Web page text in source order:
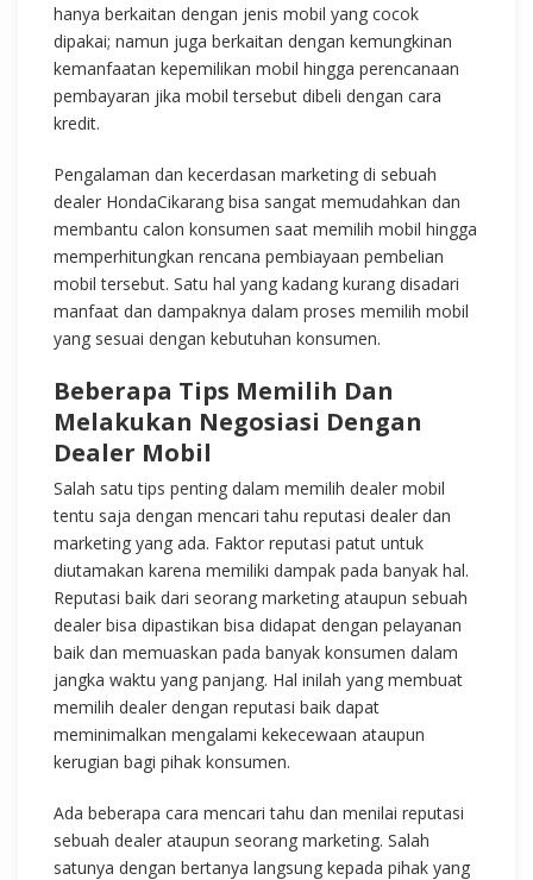
hanya berkaitan dengan jenis mobil yang cocok
dipakai; namun juga berkaitan dengan kemungkinan
kemanfaatan kepemilikan mobil hingga perencanaan
pembayaran jika mobil tersebut dibeli dengan cara
kredit.
Pengalaman dan kecerdasan marketing di sebuah
dealer HondaCikarang bisa sangat memudahkan dan
membantu calon konsumen saat memilih mobil hingga
memperhitungkan rencana pembiayaan pembelian
mobil tersebut. Satu hal yang kadang kurang disadari
manfaat dan dampaknya dalam proses memilih mobil
yang sesuai dengan kebutuhan konsumen.
Beberapa Tips Memilih Dan
Melakukan Negosiasi Dengan
Dealer Mobil
Salah satu tips penting dalam memilih dealer mobil
tentu saja dengan mencari tahu reputasi dealer dan
marketing yang ada. Faktor reputasi patut untuk
diutamakan karena memiliki dampak pada banyak hal.
Reputasi baik dari seorang marketing ataupun sebuah
dealer bisa dipastikan bisa didapat dengan pelayanan
baik dan memuaskan pada banyak konsumen dalam
jangka waktu yang panjang. Hal inilah yang membuat
memilih dealer dengan reputasi baik dapat
meminimalkan mengalami kekecewaan ataupun
kerugian bagi pihak konsumen.
Ada beberapa cara mencari tahu dan menilai reputasi
sebuah dealer ataupun seorang marketing. Salah
satunya dengan bertanya langsung kepada pihak yang